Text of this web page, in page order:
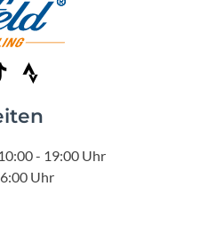
- 19:00 Uhr
Uhr